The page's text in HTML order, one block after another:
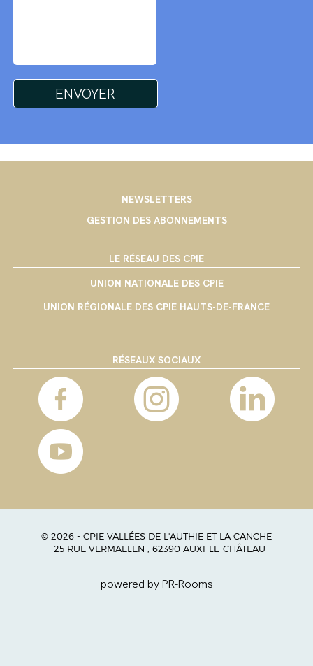
NEWSLETTERS
GESTION DES ABONNEMENTS
LE RÉSEAU DES CPIE
UNION NATIONALE DES CPIE
UNION RÉGIONALE DES CPIE HAUTS-DE-FRANCE
RÉSEAUX SOCIAUX
© 2026 - CPIE VALLÉES DE L'AUTHIE ET LA CANCHE
- 25 RUE VERMAELEN , 62390 AUXI-LE-CHÂTEAU
powered by PR-Rooms